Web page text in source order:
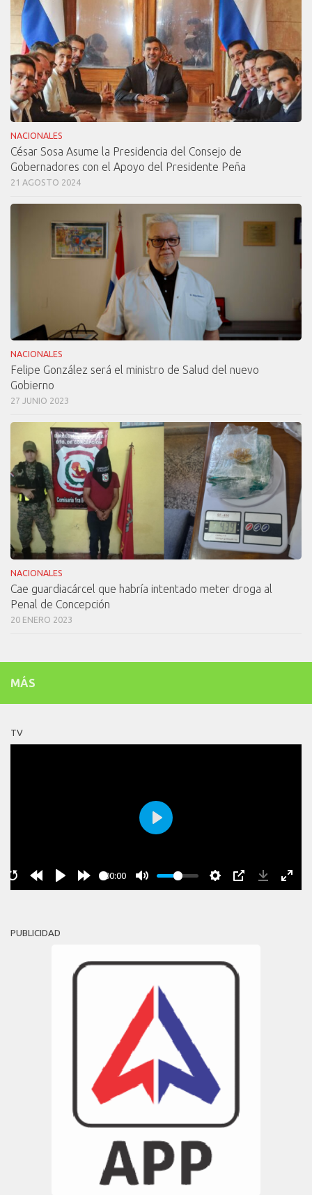
NACIONALES
César Sosa Asume la Presidencia del Consejo de
Gobernadores con el Apoyo del Presidente Peña
21 AGOSTO 2024
NACIONALES
Felipe González será el ministro de Salud del nuevo
Gobierno
27 JUNIO 2023
NACIONALES
Cae guardiacárcel que habría intentado meter droga al
Penal de Concepción
20 ENERO 2023
MÁS
TV
00:00
Play
PUBLICIDAD